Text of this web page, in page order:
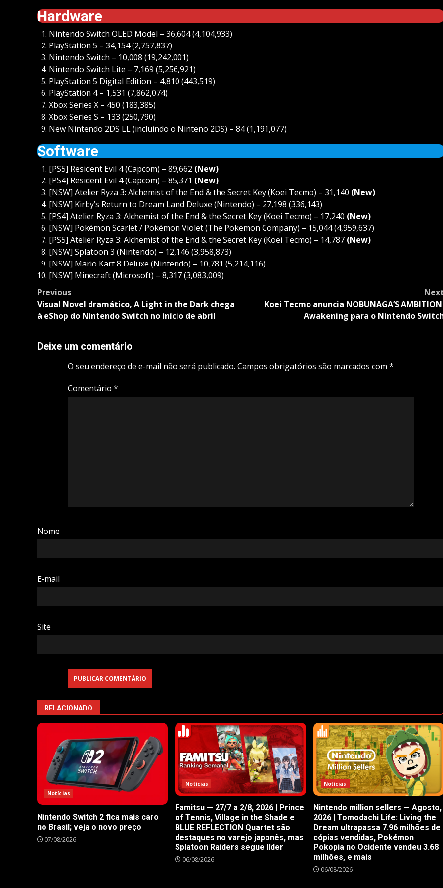
Hardware
Nintendo Switch OLED Model – 36,604 (4,104,933)
PlayStation 5 – 34,154 (2,757,837)
Nintendo Switch – 10,008 (19,242,001)
Nintendo Switch Lite – 7,169 (5,256,921)
PlayStation 5 Digital Edition – 4,810 (443,519)
PlayStation 4 – 1,531 (7,862,074)
Xbox Series X – 450 (183,385)
Xbox Series S – 133 (250,790)
New Nintendo 2DS LL (incluindo o Ninteno 2DS) – 84 (1,191,077)
Software
[PS5] Resident Evil 4 (Capcom) – 89,662 (New)
[PS4] Resident Evil 4 (Capcom) – 85,371 (New)
[NSW] Atelier Ryza 3: Alchemist of the End & the Secret Key (Koei Tecmo) – 31,140 (New)
[NSW] Kirby’s Return to Dream Land Deluxe (Nintendo) – 27,198 (336,143)
[PS4] Atelier Ryza 3: Alchemist of the End & the Secret Key (Koei Tecmo) – 17,240 (New)
[NSW] Pokémon Scarlet / Pokémon Violet (The Pokemon Company) – 15,044 (4,959,637)
[PS5] Atelier Ryza 3: Alchemist of the End & the Secret Key (Koei Tecmo) – 14,787 (New)
[NSW] Splatoon 3 (Nintendo) – 12,146 (3,958,873)
[NSW] Mario Kart 8 Deluxe (Nintendo) – 10,781 (5,214,116)
[NSW] Minecraft (Microsoft) – 8,317 (3,083,009)
Post
navigation
Previous
Visual Novel dramático, A Light in the Dark chega
à eShop do Nintendo Switch no início de abril
Next
Koei Tecmo anuncia NOBUNAGA’S
Awakening para o Nintendo Switch
Deixe um comentário
O seu endereço de e-mail não será publicado. Campos obrigatórios são marcados com *
Comentário *
Nome
E-mail
Site
RELACIONADO
Notícias
Nintendo Switch 2 fica mais caro
no Brasil; veja o novo preço
07/08/2026
Notícias
Famitsu — 27/7 a 2/8, 2026 | Prince
of Tennis, Village in the Shade e
BLUE REFLECTION Quartet são
destaques no varejo japonês, mas
Splatoon Raiders segue líder
06/08/2026
Notícias
Nintendo million sellers — Agosto,
2026 | Tomodachi Life: Living the
Dream ultrapassa 7.96 milhões de
cópias vendidas, Pokémon
Pokopia no Ocidente vendeu 3.68
milhões, e mais
06/08/2026